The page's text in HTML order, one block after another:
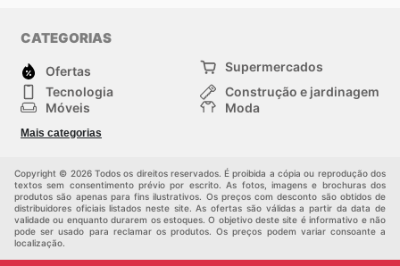
CATEGORIAS
Ofertas
Supermercados
Tecnologia
Construção e jardinagem
Móveis
Moda
Crianças
Mais categorias
Copyright © 2026 Todos os direitos reservados. É proibida a cópia ou reprodução dos
textos sem consentimento prévio por escrito. As fotos, imagens e brochuras dos
produtos são apenas para fins ilustrativos. Os preços com desconto são obtidos de
distribuidores oficiais listados neste site. As ofertas são válidas a partir da data de
validade ou enquanto durarem os estoques. O objetivo deste site é informativo e não
pode ser usado para reclamar os produtos. Os preços podem variar consoante a
localização.